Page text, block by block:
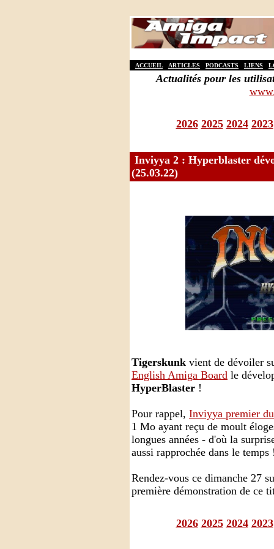
ACCUEIL ARTICLES PODCASTS LIENS
Actualités pour les
2026 2025 2024 2023
Inviyya 2 : Hyperblaster
(25.03.22)
Tigerskunk vient de dévoiler
English Amiga Board le
HyperBlaster !
Pour rappel, Inviyya premier
1 Mo ayant reçu de moult
longues années - d'où la
aussi rapprochée dans le temps
Rendez-vous ce dimanche 27
première démonstration de ce
2026 2025 2024 2023